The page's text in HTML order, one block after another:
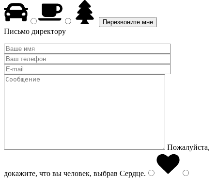
Письмо директору
Пожалуйста,
докажите, что вы человек, выбрав Сердце.